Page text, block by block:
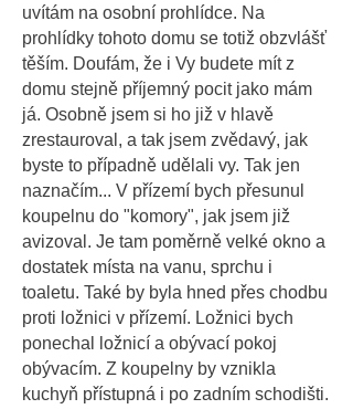
uvítám na osobní prohlídce. Na
prohlídky tohoto domu se totiž obzvlášť
těším. Doufám, že i Vy budete mít z
domu stejně příjemný pocit jako mám
já. Osobně jsem si ho již v hlavě
zrestauroval, a tak jsem zvědavý, jak
byste to případně udělali vy. Tak jen
naznačím... V přízemí bych přesunul
koupelnu do "komory", jak jsem již
avizoval. Je tam poměrně velké okno a
dostatek místa na vanu, sprchu i
toaletu. Také by byla hned přes chodbu
proti ložnici v přízemí. Ložnici bych
ponechal ložnicí a obývací pokoj
obývacím. Z koupelny by vznikla
kuchyň přístupná i po zadním schodišti.